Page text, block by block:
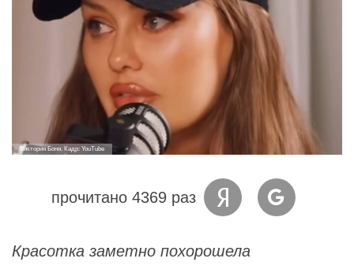
Виктория Боня. Кадр: YouTube
прочитано 4369 раз
Красотка заметно похорошела